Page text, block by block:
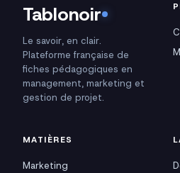
Tablonoir
Le savoir, en clair.
Plateforme française de
fiches pédagogiques en
management, marketing et
gestion de projet.
MATIÈRES
Marketing